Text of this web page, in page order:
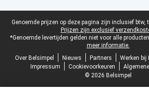
Juridische voettekst
Genoemde prijzen op deze pagina zijn inclusief btw,
Prijzen zijn exclusief
*Genoemde levertijden gelden niet voor alle
meer informatie.
Over Belsimpel
Nieuws Partners Werken bij
Impressum
Cookievoorkeuren
© 2026 Belsimpel